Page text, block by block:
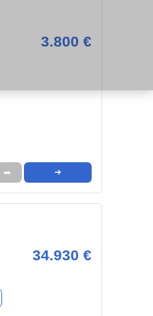
3.800 €
➦ ➜
34.930 €